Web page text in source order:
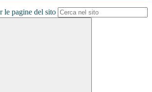
le pagine del sito